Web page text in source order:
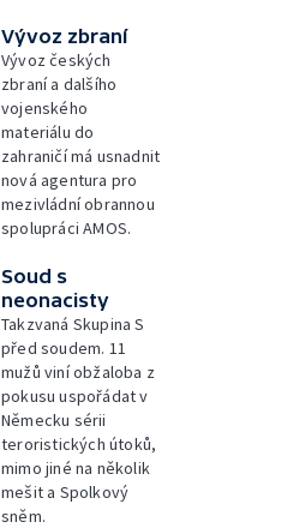
Vývoz zbraní
Vývoz českých
zbraní a dalšího
vojenského
materiálu do
zahraničí má usnadnit
nová agentura pro
mezivládní obrannou
spolupráci AMOS.
Soud s
neonacisty
Takzvaná Skupina S
před soudem. 11
mužů viní obžaloba z
pokusu uspořádat v
Německu sérii
teroristických útoků,
mimo jiné na několik
mešit a Spolkový
sněm.